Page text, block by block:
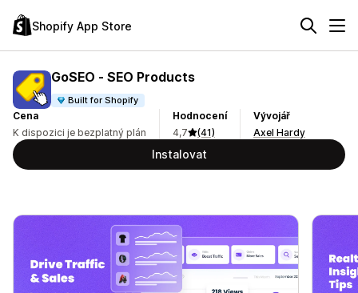
Shopify App Store
GoSEO ‑ SEO Products
Built for Shopify
Cena
K dispozici je bezplatný plán
Hodnocení
4,7
(41)
Vývojář
Axel Hardy
Instalovat